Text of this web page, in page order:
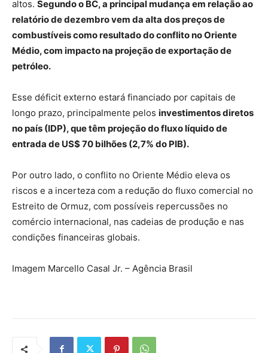
altos. Segundo o BC, a principal mudança em relação ao
relatório de dezembro vem da alta dos preços de
combustíveis como resultado do conflito no Oriente
Médio, com impacto na projeção de exportação de
petróleo.
Esse déficit externo estará financiado por capitais de
longo prazo, principalmente pelos investimentos diretos
no país (IDP), que têm projeção do fluxo líquido de
entrada de US$ 70 bilhões (2,7% do PIB).
Por outro lado, o conflito no Oriente Médio eleva os
riscos e a incerteza com a redução do fluxo comercial no
Estreito de Ormuz, com possíveis repercussões no
comércio internacional, nas cadeias de produção e nas
condições financeiras globais.
Imagem Marcello Casal Jr. – Agência Brasil